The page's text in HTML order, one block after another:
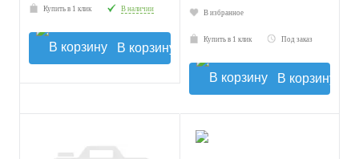
Купить в 1 клик В наличии
В корзину
В избранное
Купить в 1 клик Под заказ
В корзину